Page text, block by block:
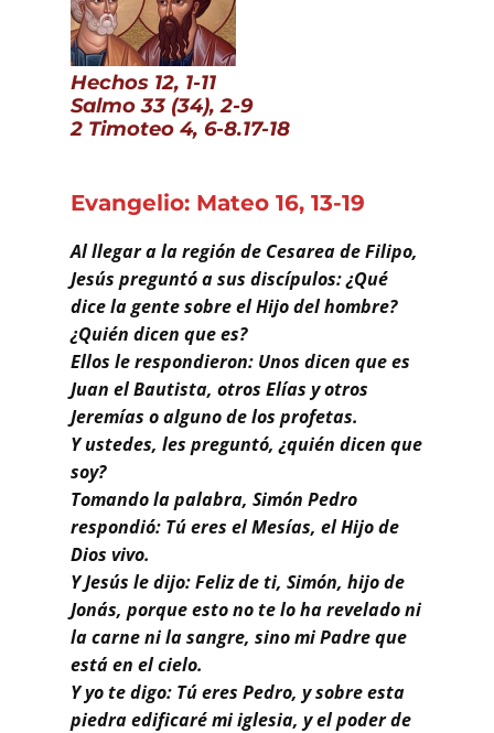
Hechos 12, 1-11
Salmo 33 (34), 2-9
2 Timoteo 4, 6-8.17-18
Evangelio: Mateo 16, 13-19
Al llegar a la región de Cesarea de Filipo,
Jesús preguntó a sus discípulos: ¿Qué
dice la gente sobre el Hijo del hombre?
¿Quién dicen que es?
Ellos le respondieron: Unos dicen que es
Juan el Bautista, otros Elías y otros
Jeremías o alguno de los profetas.
Y ustedes, les preguntó, ¿quién dicen que
soy?
Tomando la palabra, Simón Pedro
respondió: Tú eres el Mesías, el Hijo de
Dios vivo.
Y Jesús le dijo: Feliz de ti, Simón, hijo de
Jonás, porque esto no te lo ha revelado ni
la carne ni la sangre, sino mi Padre que
está en el cielo.
Y yo te digo: Tú eres Pedro, y sobre esta
piedra edificaré mi iglesia, y el poder de